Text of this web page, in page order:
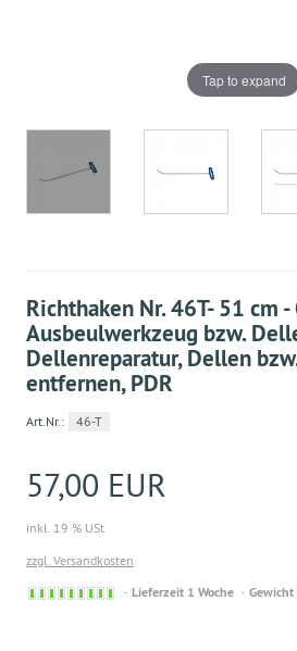
Tap to expand
Richthaken Nr. 46T- 51 cm
Ausbeulwerkzeug bzw.
Dellenreparatur, Dellen
entfernen, PDR
Art.Nr.: 46-T
57,00 EUR
inkl. 19 % USt
zzgl. Versandkosten
Sofort
Lieferzeit 1 Woche